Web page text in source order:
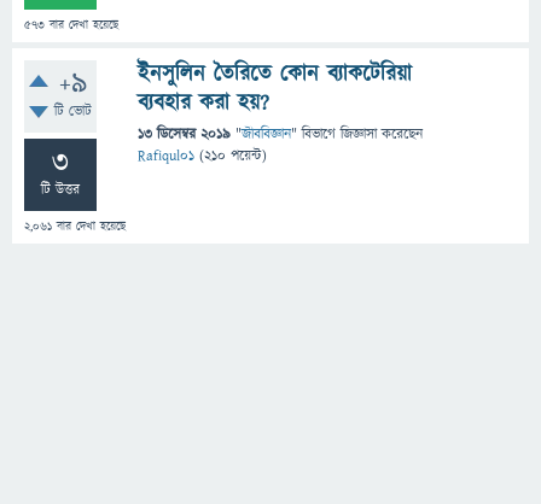
573 বার দেখা হয়েছে
+9
টি ভোট
3
টি উত্তর
2,061 বার দেখা হয়েছে
ইনসুলিন তৈরিতে কোন ব্যাকটেরিয়া
ব্যবহার করা হয়?
13 ডিসেম্বর 2019 "জীববিজ্ঞান" বিভাগে জিজ্ঞাসাকরেছেন
Rafiqul01 (210 পয়েন্ট)